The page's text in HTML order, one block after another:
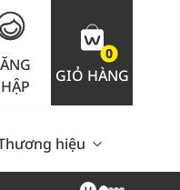
0
GIỎ HÀNG
Nam Giới Chăm Sóc
hiệu